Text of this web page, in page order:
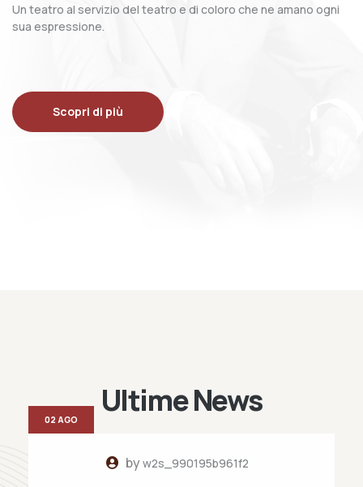
Un teatro al servizio del teatro e di coloro che ne amano ogni
sua espressione.
Scopri di più
Ultime News
byw2s_990195b961f2
02 AGO